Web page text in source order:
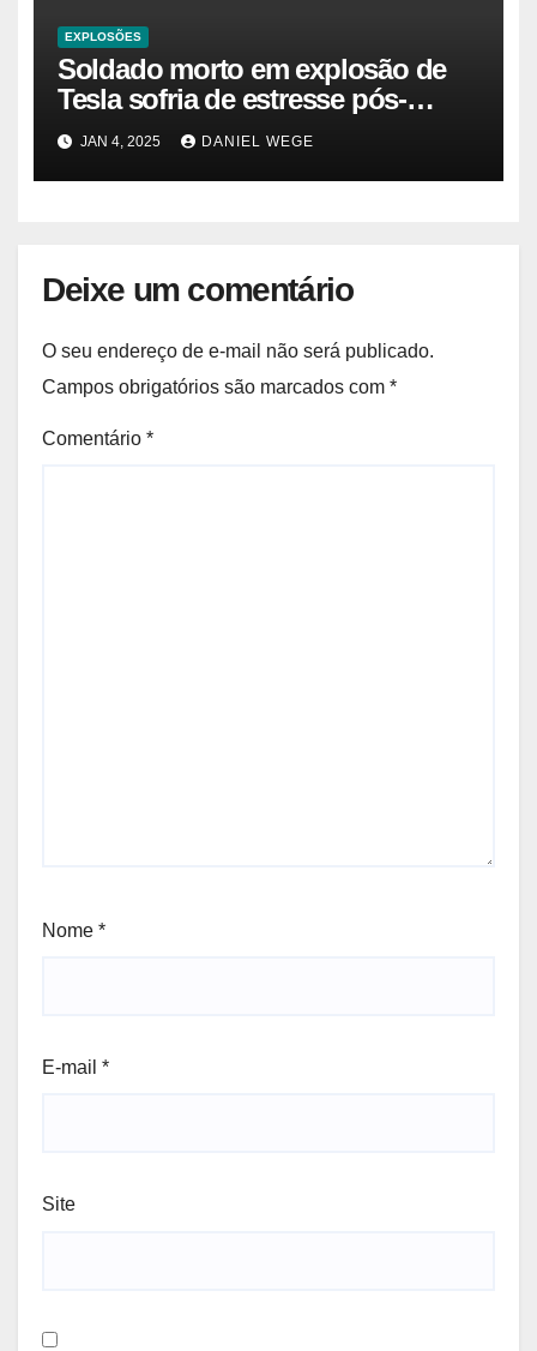
EXPLOSÕES
Soldado morto em explosão de
Tesla sofria de estresse pós-
traumático e temia ‘colapso’ dos
EUA
JAN 4, 2025 DANIEL WEGE
Deixe um comentário
O seu endereço de e-mail não será publicado.
Campos obrigatórios são marcados com *
Comentário *
Nome *
E-mail *
Site